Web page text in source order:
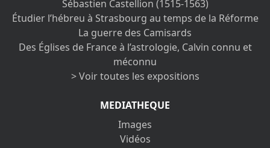
Sébastien Castellion (1515-1563)
Étudier l’hébreu à Strasbourg au temps de la Réforme
La guerre des Camisards
Des Églises de France à l’astrologie, Calvin connu et
méconnu
> Voir toutes les expositions
MEDIATHEQUE
Images
Vidéos